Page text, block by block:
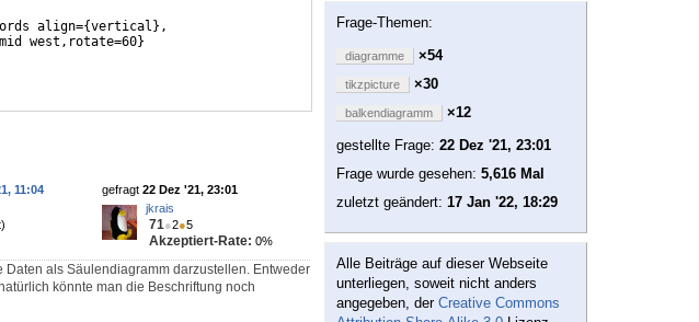
align=
{vertical } ,
west,rotate=60}
gefragt 22 Dez '21, 23:01
jkrais
71●2●5
Akzeptiert-Rate: 0%
11:04
als Säulendiagramm darzustellen. Entweder
könnte man die Beschriftung noch
Frage-Themen:
diagramme ×54
tikzpicture ×30
balkendiagramm
×12
gestellte Frage: 22 Dez '21, 23:01
Frage wurde gesehen: 5,616 Mal
zuletzt geändert: 17 Jan '22, 18:29
Alle Beiträge auf dieser Webseite
unterliegen, soweit nicht anders
angegeben, der Creative Commons